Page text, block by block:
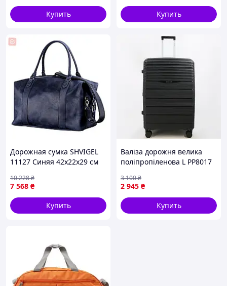
Купить Купить
Дорожная сумка SHVIGEL
11127 Синяя 42х22х29 см
7 568 ₴
10 228₴
Купить
Валіза дорожня велика
поліпропіленова L РР8017
2 945 ₴
3 100₴
Купить